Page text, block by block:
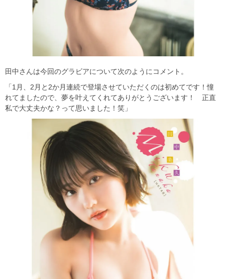
田中さんは今回のグラビアについて次のようにコメント。
「1月、2月と2か月連続で登場させていただくのは初めてです！憧
れてましたので、夢を叶えてくれてありがとうございます！ 正直
私で大丈夫かな？って思いました！笑」